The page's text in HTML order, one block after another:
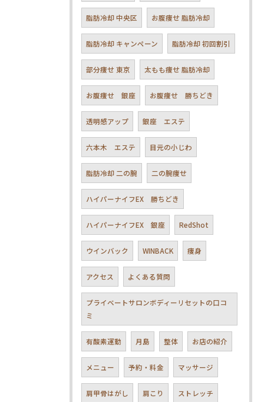
脂肪冷却 中央区 お腹痩せ 脂肪冷却
脂肪冷却 キャンペーン 脂肪冷却 初回割引
部分痩せ 東京 太もも痩せ 脂肪冷却
お腹痩せ 銀座 お腹痩せ 勝ちどき
透明感アップ 銀座 エステ
六本木 エステ 目元の小じわ
脂肪冷却 二の腕 二の腕痩せ
ハイパーナイフEX 勝ちどき
ハイパーナイフEX 銀座 RedShot
ウインバック WINBACK 痩身
アクセス よくある質問
プライベートサロンボディーリセットの口コ
ミ
有酸素運動 月島 整体 お店の紹介
メニュー 予約・料金 マッサージ
肩甲骨はがし 肩こり ストレッチ